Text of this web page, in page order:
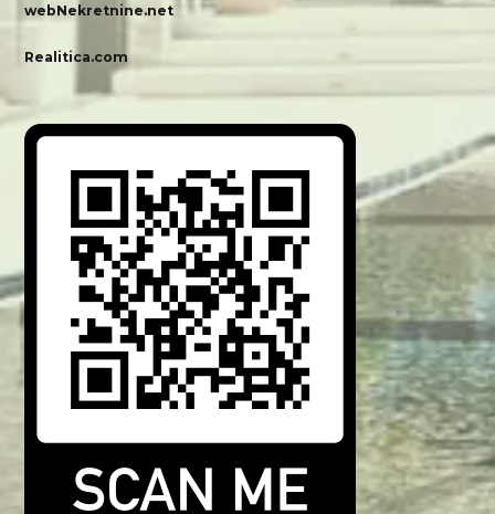
webNekretnine.net
Realitica.com